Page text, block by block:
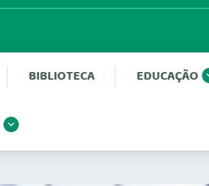
BIBLIOTECA EDUCAÇÃO